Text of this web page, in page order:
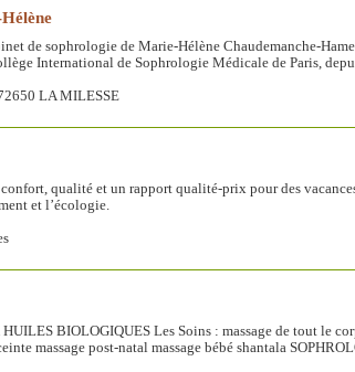
de sophrologie de Marie-Hélène Chaudemanche-
International de Sophrologie Médicale de Paris,
LA MILESSE
qualité et un rapport qualité-prix pour des
et l’écologie.
BIOLOGIQUES Les Soins : massage de tout le
massage post-natal massage bébé shantala